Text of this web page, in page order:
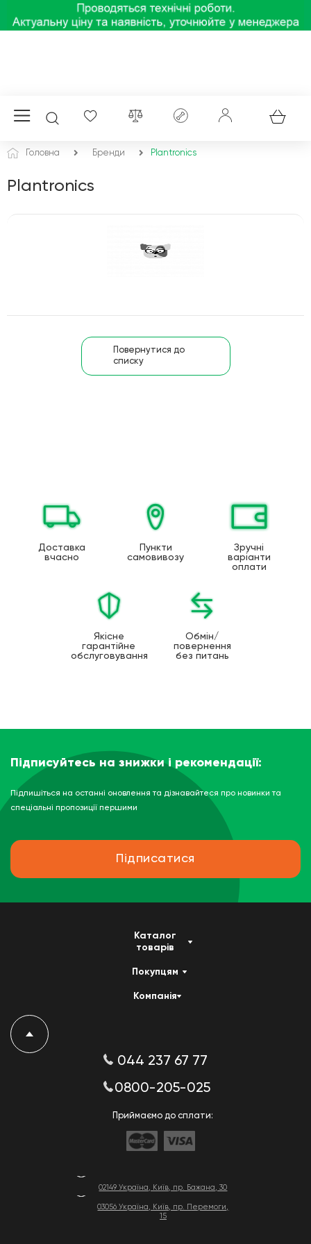
Головна Бренди Plantronics
Plantronics
Повернутися до
списку
Доставка
вчасно
Пункти
самовивозу
Зручні
варіанти
оплати
Якісне
гарантійне
обслуговування
Обмін/
повернення
без питань
Підписуйтесь на знижки і рекомендації:
Підпишіться на останні оновлення та дізнавайтеся про новинки та
спеціальні пропозиції першими
Підписатися
02149 Україна, Київ, пр. Бажана, 30
03056 Україна, Київ, пр. Перемоги,
15
Каталог
товарів
Покупцям
Компанія
044 237 67 77
0800-205-025
Приймаємо до сплати: